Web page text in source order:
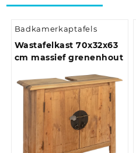
Badkamerkaptafels
Wastafelkast 70x32x63
cm massief grenenhout